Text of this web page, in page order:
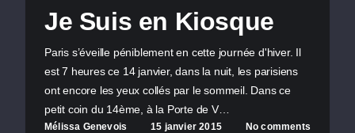
Je Suis en Kiosque
Paris s’éveille péniblement en cette journée d'hiver. Il
est 7 heures ce 14 janvier, dans la nuit, les parisiens
ont encore les yeux collés par le sommeil. Dans ce
petit coin du 14ème, à la Porte de V…
Mélissa Genevois 15 janvier 2015 No comments